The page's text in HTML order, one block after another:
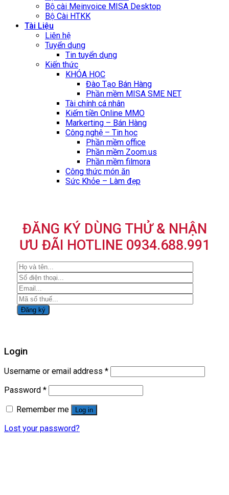
Bộ cài Meinvoice MISA Desktop
Bộ Cài HTKK
Tài Liệu
Liên hệ
Tuyển dụng
Tin tuyển dụng
Kiến thức
KHÓA HỌC
Đào Tạo Bán Hàng
Phần mềm MISA SME NET
Tài chính cá nhân
Kiếm tiền Online MMO
Markerting – Bán Hàng
Công nghệ – Tin học
Phần mềm office
Phần mềm Zoom.us
Phần mềm filmora
Công thức món ăn
Sức Khỏe – Làm đẹp
ĐĂNG KÝ DÙNG THỬ & NHẬN
ƯU ĐÃI HOTLINE 0934.688.991
Login
Username or email address *
Password *
Remember me
Log in
Lost your password?